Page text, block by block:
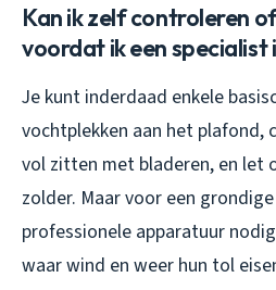
Kan ik zelf controleren
voordat ik een specialist
Je kunt inderdaad enkele
vochtplekken aan het
vol zitten met bladeren, en let
zolder. Maar voor een
professionele apparatuur
waar wind en weer hun tol